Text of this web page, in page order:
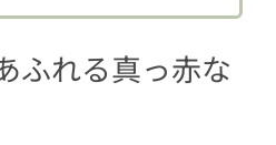
ふれる真っ赤な